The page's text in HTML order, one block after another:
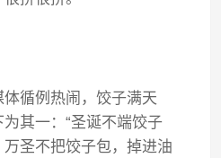
循例热闹，饺子满天
其一：“圣诞不端饺子
圣不把饺子包，掉进油